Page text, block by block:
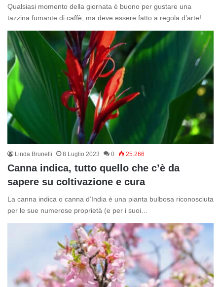
Qualsiasi momento della giornata è buono per gustare una
tazzina fumante di caffè, ma deve essere fatto a regola d’arte!…
Linda Brunelli 8 Luglio 2023 0 25.266
Canna indica, tutto quello che c’è da
sapere su coltivazione e cura
La canna indica o canna d’India è una pianta bulbosa riconosciuta
per le sue numerose proprietà (e per i suoi…